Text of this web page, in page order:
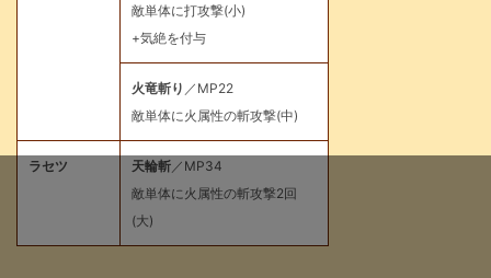
敵単体に打攻撃(小)
+気絶を付与
火竜斬り ／MP22
敵単体に火属性の斬攻撃(中)
ラセツ 天輪斬 ／MP34
敵単体に火属性の斬攻撃2回
(大)